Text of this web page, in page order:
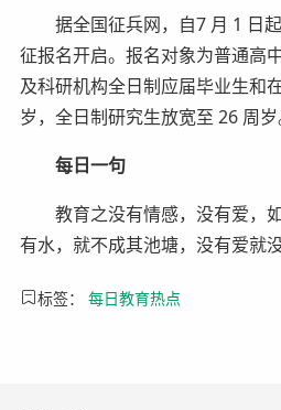
据全国征兵网，自7 月 1 日起
征报名开启。报名对象为普通高
及科研机构全日制应届毕业生和
岁，全日制研究生放宽至 26 周岁
每日一句
教育之没有情感，没有爱，
有水，就不成其池塘，没有爱
标签： 每日教育热点